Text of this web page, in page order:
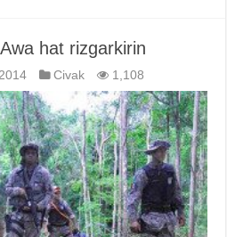
hat rizgarkirin
Civak 1,108